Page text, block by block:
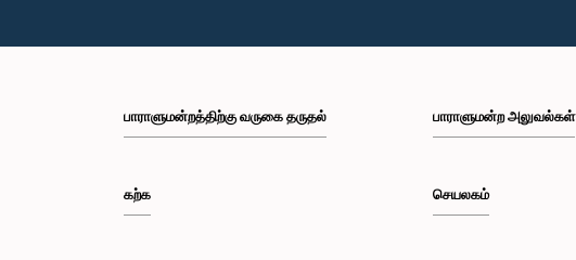
பாராளுமன்றத்திற்கு வருகை தருதல்
கற்க
பாராளுமன்ற அலுவல்கள்
செயலகம்